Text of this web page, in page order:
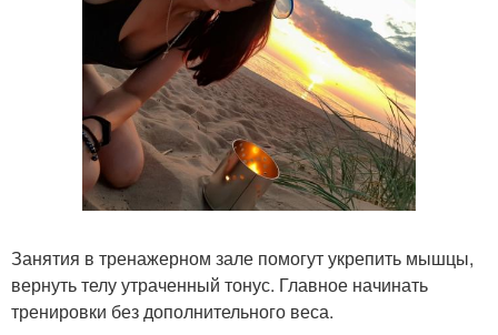
Занятия в тренажерном зале помогут укрепить мышцы,
вернуть телу утраченный тонус. Главное начинать
тренировки без дополнительного веса.